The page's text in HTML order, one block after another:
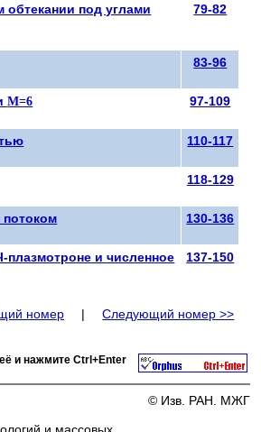
обтекании под углами
79-82
83-96
М=6
97-109
110-117
118-129
130-136
плазмотроне и численное
137-150
номер | Следующий номер >>
и нажмите Ctrl+Enter
и массовых
© Изв. РАН. МЖГ